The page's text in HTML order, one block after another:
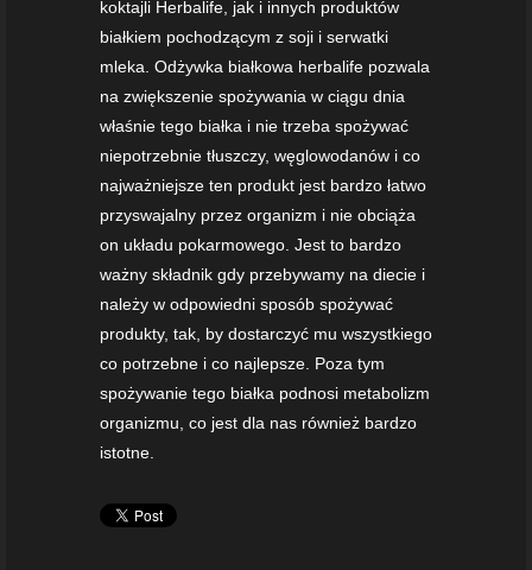
koktajli Herbalife, jak i innych produktów
białkiem pochodzącym z soji i serwatki
mleka. Odżywka białkowa herbalife pozwala
na zwiększenie spożywania w ciągu dnia
właśnie tego białka i nie trzeba spożywać
niepotrzebnie tłuszczy, węglowodanów i co
najważniejsze ten produkt jest bardzo łatwo
przyswajalny przez organizm i nie obciąża
on układu pokarmowego. Jest to bardzo
ważny składnik gdy przebywamy na diecie i
należy w odpowiedni sposób spożywać
produkty, tak, by dostarczyć mu wszystkiego
co potrzebne i co najlepsze. Poza tym
spożywanie tego białka podnosi metabolizm
organizmu, co jest dla nas również bardzo
istotne.